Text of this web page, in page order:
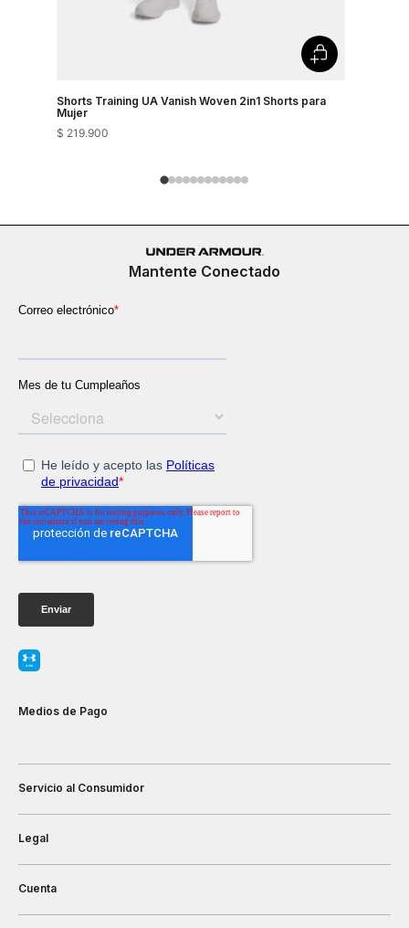
Shorts Training UA Vanish Woven 2in1 Shorts para
Mujer
$ 219.900
Mantente Conectado
Medios de Pago
Servicio al Consumidor
Legal
Cuenta